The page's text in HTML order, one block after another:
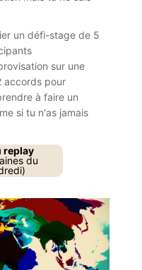
un défi-stage de 5
sur une
accords pour
à faire un
si tu n'as jamais
replay
du